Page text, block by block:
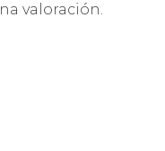
valoración.